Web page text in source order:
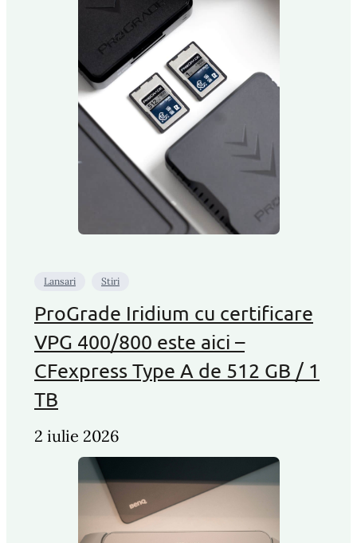
Lansari Stiri
ProGrade Iridium cu certificare
VPG 400/800 este aici –
CFexpress Type A de 512 GB / 1
TB
2 iulie 2026